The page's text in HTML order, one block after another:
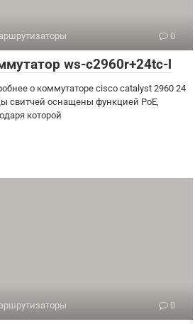
0
ws-c2960r+24tc-l
о коммутаторе cisco catalyst 2960 24
свитчей оснащены функцией PoE,
которой
0